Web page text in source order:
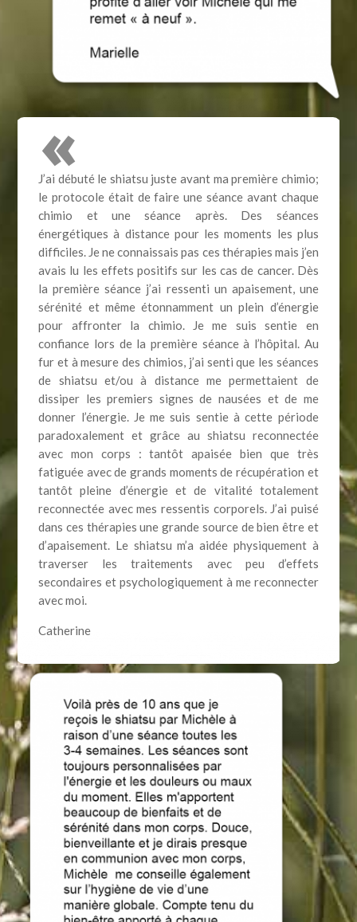
«
J’ai débuté le shiatsu juste avant ma première chimio;
le protocole était de faire une séance avant chaque
chimio et une séance après. Des séances
énergétiques à distance pour les moments les plus
difficiles. Je ne connaissais pas ces thérapies mais j’en
avais lu les effets positifs sur les cas de cancer. Dès
la première séance j’ai ressenti un apaisement, une
sérénité et même étonnamment un plein d’énergie
pour affronter la chimio. Je me suis sentie en
confiance lors de la première séance à l’hôpital. Au
fur et à mesure des chimios, j’ai senti que les séances
de shiatsu et/ou à distance me permettaient de
dissiper les premiers signes de nausées et de me
donner l’énergie. Je me suis sentie à cette période
paradoxalement et grâce au shiatsu reconnectée
avec mon corps : tantôt apaisée bien que très
fatiguée avec de grands moments de récupération et
tantôt pleine d’énergie et de vitalité totalement
reconnectée avec mes ressentis corporels. J’ai puisé
dans ces thérapies une grande source de bien être et
d’apaisement. Le shiatsu m’a aidée physiquement à
traverser les traitements avec peu d’effets
secondaires et psychologiquement à me reconnecter
avec moi.
Catherine